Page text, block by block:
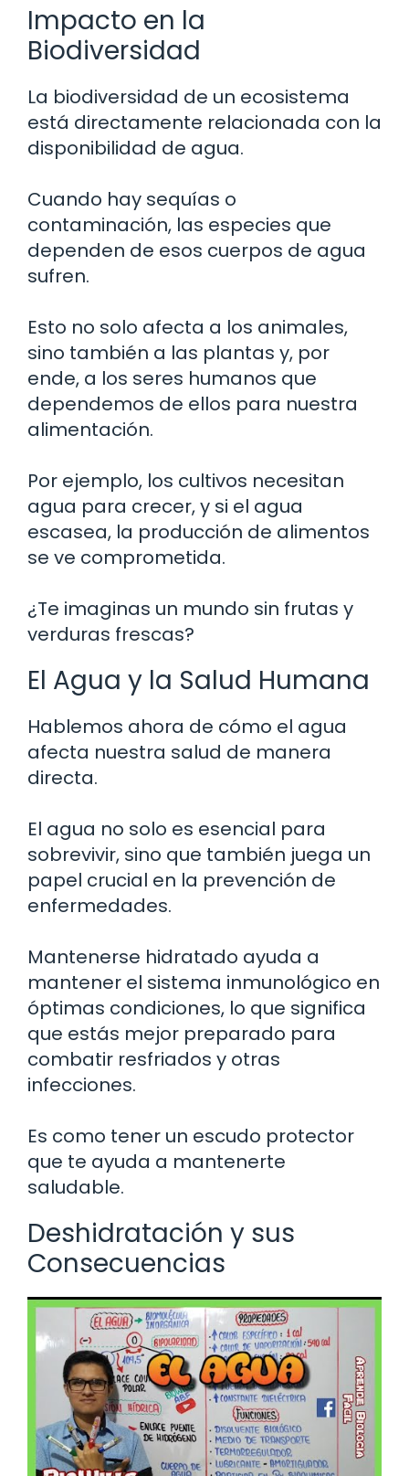
Impacto en la
Biodiversidad
La biodiversidad de un ecosistema
está directamente relacionada con la
disponibilidad de agua.
Cuando hay sequías o
contaminación, las especies que
dependen de esos cuerpos de agua
sufren.
Esto no solo afecta a los animales,
sino también a las plantas y, por
ende, a los seres humanos que
dependemos de ellos para nuestra
alimentación.
Por ejemplo, los cultivos necesitan
agua para crecer, y si el agua
escasea, la producción de alimentos
se ve comprometida.
¿Te imaginas un mundo sin frutas y
verduras frescas?
El Agua y la Salud Humana
Hablemos ahora de cómo el agua
afecta nuestra salud de manera
directa.
El agua no solo es esencial para
sobrevivir, sino que también juega un
papel crucial en la prevención de
enfermedades.
Mantenerse hidratado ayuda a
mantener el sistema inmunológico en
óptimas condiciones, lo que significa
que estás mejor preparado para
combatir resfriados y otras
infecciones.
Es como tener un escudo protector
que te ayuda a mantenerte
saludable.
Deshidratación y sus
Consecuencias